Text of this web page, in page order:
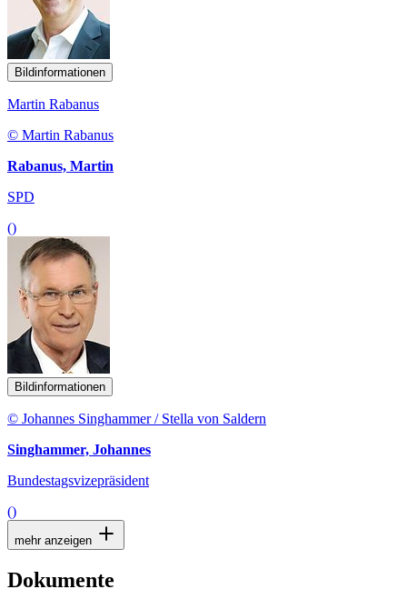
Bildinformationen
Martin Rabanus
© Martin Rabanus
Rabanus, Martin
SPD
()
Bildinformationen
© Johannes Singhammer / Stella von Saldern
Singhammer, Johannes
Bundestagsvizepräsident
()
mehr anzeigen
Dokumente